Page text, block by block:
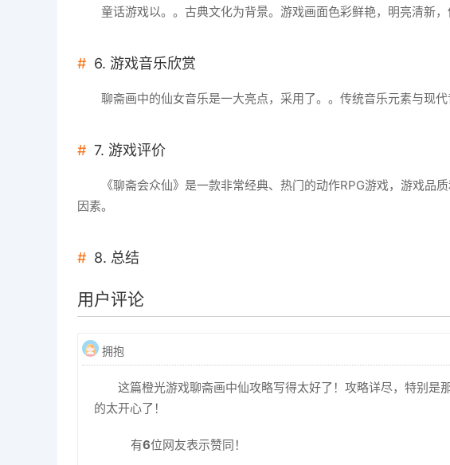
童话游戏以。。古典文化为背景。游戏画面色彩鲜艳，明亮清新
6. 游戏音乐欣赏
聊斋画中的仙女音乐是一大亮点，采用了。。传统音乐元素与现
7. 游戏评价
《聊斋会众仙》是一款非常经典、热门的动作RPG游戏，游戏
因素。
8. 总结
用户评论
拥抱
这篇橙光游戏聊斋画中仙攻略写得太好了！攻略详尽，特别
的太开心了！
有6位网友表示赞同！